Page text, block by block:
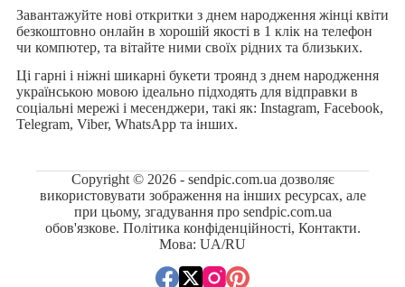
Завантажуйте нові откритки з днем народження жінці квіти
безкоштовно онлайн в хорошій якості в 1 клік на телефон
чи компютер, та вітайте ними своїх рідних та близьких.
Ці гарні і ніжні шикарні букети троянд з днем народження
українською мовою ідеально підходять для відправки в
соціальні мережі і месенджери, такі як: Instagram, Facebook,
Telegram, Viber, WhatsApp та інших.
Copyright © 2026 - sendpic.com.ua дозволяє
використовувати зображення на інших ресурсах, але
при цьому, згадування про sendpic.com.ua
обов'язкове. Політика конфіденційності, Контакти.
Мова: UA/RU